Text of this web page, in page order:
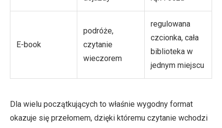
E-book
podróże,
czytanie
wieczorem
regulowana
czcionka, cała
biblioteka w
jednym miejscu
Dla wielu początkujących to właśnie wygodny format
okazuje się przełomem, dzięki któremu czytanie wchodzi